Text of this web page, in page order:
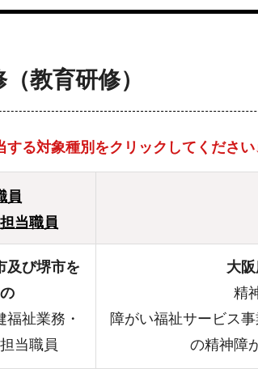
教育研修）
する対象種別をクリックしてください
員
当職員
及び堺市を
祉業務・
当職員
大
精
障がい福祉サービス
の精神障